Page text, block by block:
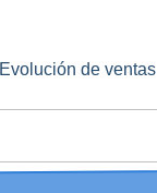
Evolución de ventas